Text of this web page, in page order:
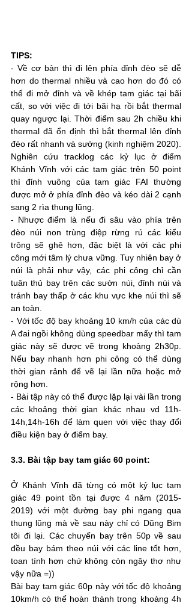
TIPS:
- Về cơ bản thì đi lên phía đỉnh đèo sẽ dễ
hơn do thermal nhiều và cao hơn do đó có
thể đi mở đỉnh và về khép tam giác tại bãi
cất, so với việc đi tới bãi hạ rồi bắt thermal
quay ngược lại. Thời điểm sau 2h chiều khi
thermal đã ổn định thì bắt thermal lên đỉnh
đèo rất nhanh và sướng (kinh nghiệm 2020).
Nghiên cứu tracklog các kỷ lục ở điểm
Khánh Vĩnh với các tam giác trên 50 point
thì đỉnh vuông của tam giác FAI thường
được mở ở phía đỉnh đèo và kéo dài 2 cạnh
sang 2 rìa thung lũng.
- Nhược điểm là nếu đi sâu vào phía trên
đèo núi non trùng điệp rừng rú các kiểu
trông sẽ ghê hơn, đặc biệt là với các phi
công mới tâm lý chưa vững. Tuy nhiên bay ở
núi là phải như vậy, các phi công chỉ cần
tuân thủ bay trên các sườn núi, đỉnh núi và
tránh bay thấp ở các khu vực khe núi thì sẽ
an toàn.
- Với tốc độ bay khoảng 10 km/h của các dù
A đai ngồi không dùng speedbar mấy thì tam
giác này sẽ được vẽ trong khoảng 2h30p.
Nếu bay nhanh hơn phi công có thể dùng
thời gian rảnh để vẽ lại lần nữa hoặc mở
rộng hơn.
- Bài tập này có thể được lặp lại vài lần trong
các khoảng thời gian khác nhau vd 11h-
14h,14h-16h để làm quen với việc thay đổi
điều kiện bay ở điểm bay.
3.3. Bài tập bay tam giác 60 point:
Ở Khánh Vĩnh đã từng có một kỷ lục tam
giác 49 point tồn tại được 4 năm (2015-
2019) với một đường bay phi ngang qua
thung lũng mà về sau này chỉ có Dũng Bim
tôi đi lại. Các chuyến bay trên 50p về sau
đều bay bám theo núi với các line tốt hơn,
toan tính hơn chứ không còn ngây thơ như
vậy nữa =))
Bài bay tam giác 60p này với tốc độ khoảng
10km/h có thể hoàn thành trong khoảng 4h